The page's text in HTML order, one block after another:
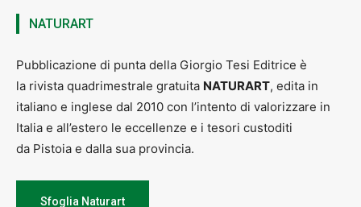
NATURART
Pubblicazione di punta della Giorgio Tesi Editrice è
la rivista quadrimestrale gratuita NATURART, edita in
italiano e inglese dal 2010 con l’intento di valorizzare in
Italia e all’estero le eccellenze e i tesori custoditi
da Pistoia e dalla sua provincia.
Sfoglia Naturart